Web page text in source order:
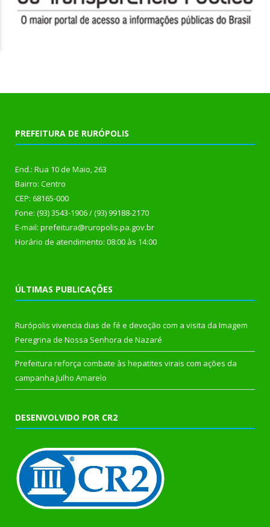
PREFEITURA DE RURÓPOLIS
End.: Rua 10 de Maio, 263
Bairro: Centro
CEP: 68165-000
Fone: (93) 3543-1906 / (93) 99188-2170
E-mail: prefeitura@ruropolis.pa.gov.br
Horário de atendimento: 08:00 às 14:00
ÚLTIMAS PUBLICAÇÕES
Rurópolis vivencia dias de fé e devoção com a visita da Imagem
Peregrina de Nossa Senhora de Nazaré
Prefeitura reforça combate às hepatites virais com ações da
campanha Julho Amarelo
DESENVOLVIDO POR CR2